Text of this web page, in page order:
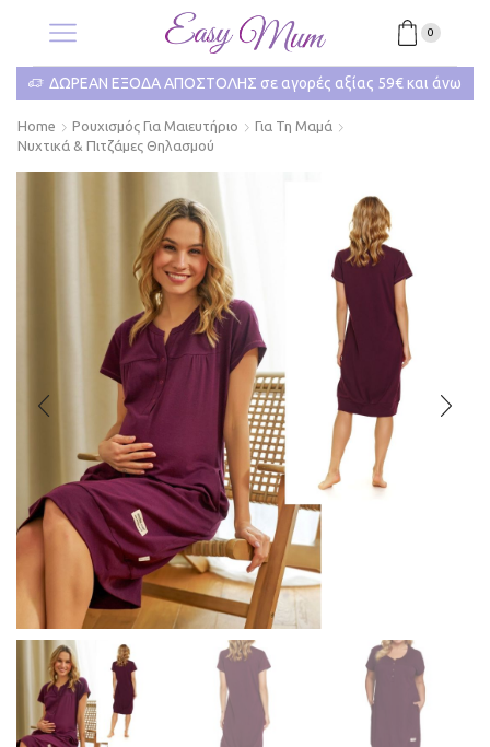
0
ΔΩΡΕΑΝ ΕΞΟΔΑ ΑΠΟΣΤΟΛΗΣ σε αγορές αξίας 59€ και άνω
Home Ρουχισμός Για Μαιευτήριο
Για Τη Μαμά
Νυχτικά & Πιτζάμες Θηλασμού